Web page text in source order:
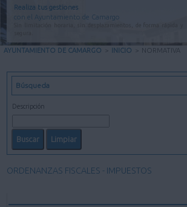
CARPETA
AYUDA
Realiza tus gestiones
con el Ayuntamiento de Camargo
AYUNTAMIENTO DE CAMARGO > INICIO > NORMATIVA
Búsqueda
Descripción
ORDENANZAS FISCALES - IMPUESTOS